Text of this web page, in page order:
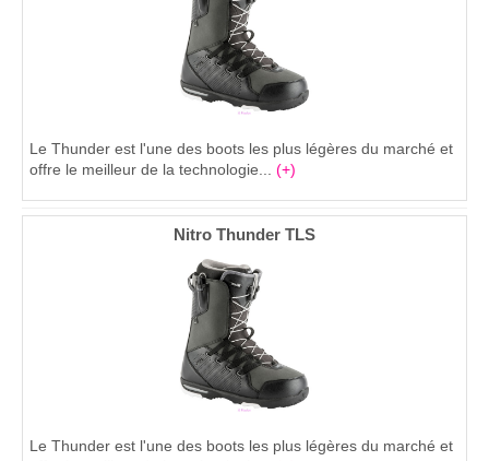
Le Thunder est l'une des boots les plus légères du marché et
offre le meilleur de la technologie... (+)
Nitro Thunder TLS
Le Thunder est l'une des boots les plus légères du marché et